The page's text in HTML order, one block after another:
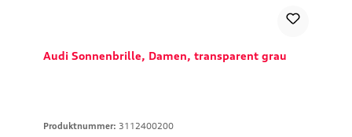
Audi Sonnenbrille, Damen, transparent grau
Produktnummer: 3112400200